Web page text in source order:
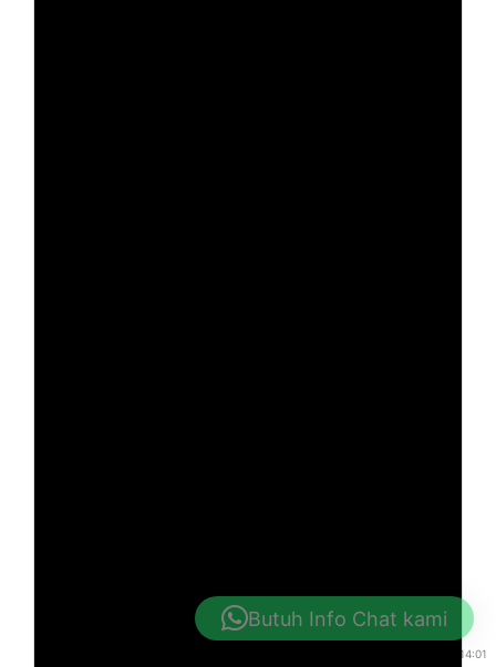
Butuh Info Chat kami
Available from 0:01 to 14:01